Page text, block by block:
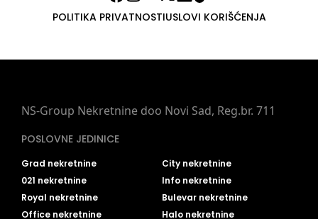
POLITIKA PRIVATNOSTIUSLOVI KORIŠĆENJA
NS-Group Nekretnine doo Novi Sad, Reg.br. 711
POSLOVNE JEDINICE
Grad nekretnine
City nekretnine
021 nekretnine
Info nekretnine
Royal nekretnine
Bulevar nekretnine
Office nekretnine
Halo nekretnine